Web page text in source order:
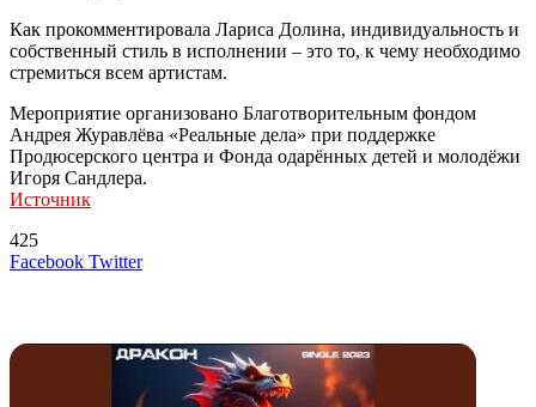
Как прокомментировала Лариса Долина, индивидуальность и
собственный стиль в исполнении – это то, к чему необходимо
стремиться всем артистам.
Мероприятие организовано Благотворительным фондом
Андрея Журавлёва «Реальные дела» при поддержке
Продюсерского центра и Фонда одарённых детей и молодёжи
Игоря Сандлера.
Источник
425
Facebook TwitterLinkedIn
Tumblr
Reddit
Вконтакте
Одноклассники
Skype
Messenger
Messenger
WhatsApp
Telegram
Viber
Line
Поделиться
Печатать